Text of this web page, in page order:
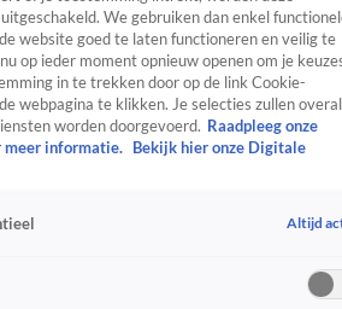
SpraakmakendRealityCrimeVideo's
We gebruiken dan enkel
website goed te laten functioneren en veilig te
op ieder moment opnieuw openen om je
in te trekken door op de link Cookie-
webpagina te klikken. Je selecties zullen overal
worden doorgevoerd. Raadpleeg onze
meer informatie.
Bekijk hier onze Digitale
Altijd